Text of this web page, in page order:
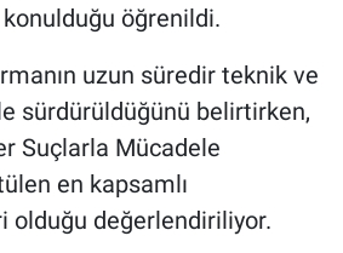
öğrenildi.
uzun süredir teknik ve
sürdürüldüğünü belirtirken,
Suçlarla Mücadele
en kapsamlı
olduğu değerlendiriliyor.